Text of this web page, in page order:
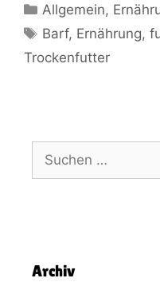
Allgemein,
Barf, Ernährung,
Trockenfutter
Archiv